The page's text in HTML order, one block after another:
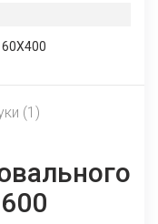
(1)